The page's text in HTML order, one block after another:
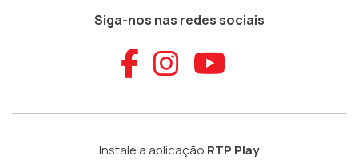
Siga-nos nas redes sociais
Aceder ao
Aceder ao
Aceder
Instale a aplicação RTP Play